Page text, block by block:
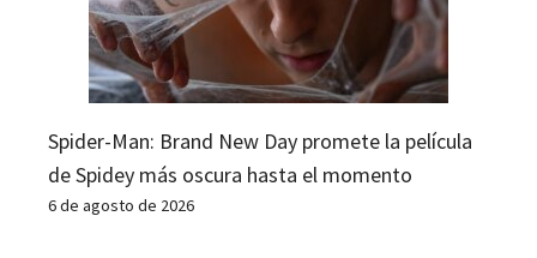
Spider-Man: Brand New Day promete la película
de Spidey más oscura hasta el momento
6 de agosto de 2026